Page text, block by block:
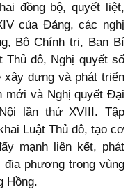
đồng bộ, quyết liệt,
của Đảng, các nghị
Bộ Chính trị, Ban Bí
Thủ đô, Nghị quyết số
xây dựng và phát triển
mới và Nghị quyết Đại
lần thứ XVIII. Tập
Luật Thủ đô, tạo cơ
mạnh liên kết, phát
phương trong vùng
Hồng.